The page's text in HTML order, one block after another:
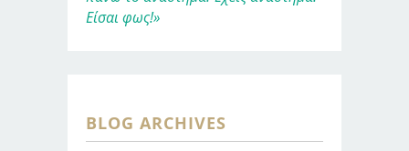
Είσαι φως!»
BLOG ARCHIVES